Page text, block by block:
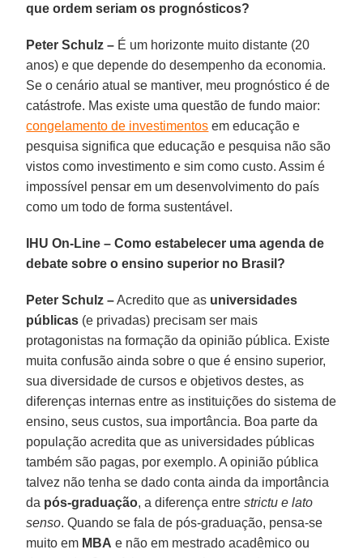
que ordem seriam os prognósticos?
Peter Schulz – É um horizonte muito distante (20
anos) e que depende do desempenho da economia.
Se o cenário atual se mantiver, meu prognóstico é de
catástrofe. Mas existe uma questão de fundo maior:
congelamento de investimentos em educação e
pesquisa significa que educação e pesquisa não são
vistos como investimento e sim como custo. Assim é
impossível pensar em um desenvolvimento do país
como um todo de forma sustentável.
IHU On-Line – Como estabelecer uma agenda de
debate sobre o ensino superior no Brasil?
Peter Schulz –Acredito que as universidades
públicas (e privadas) precisam ser mais
protagonistas na formação da opinião pública. Existe
muita confusão ainda sobre o que é ensino superior,
sua diversidade de cursos e objetivos destes, as
diferenças internas entre as instituições do sistema de
ensino, seus custos, sua importância. Boa parte da
população acredita que as universidades públicas
também são pagas, por exemplo. A opinião pública
talvez não tenha se dado conta ainda da importância
da pós-graduação, a diferença entrestrictu e lato
senso. Quando se fala de pós-graduação, pensa-se
muito em MBA e não em mestrado acadêmico ou